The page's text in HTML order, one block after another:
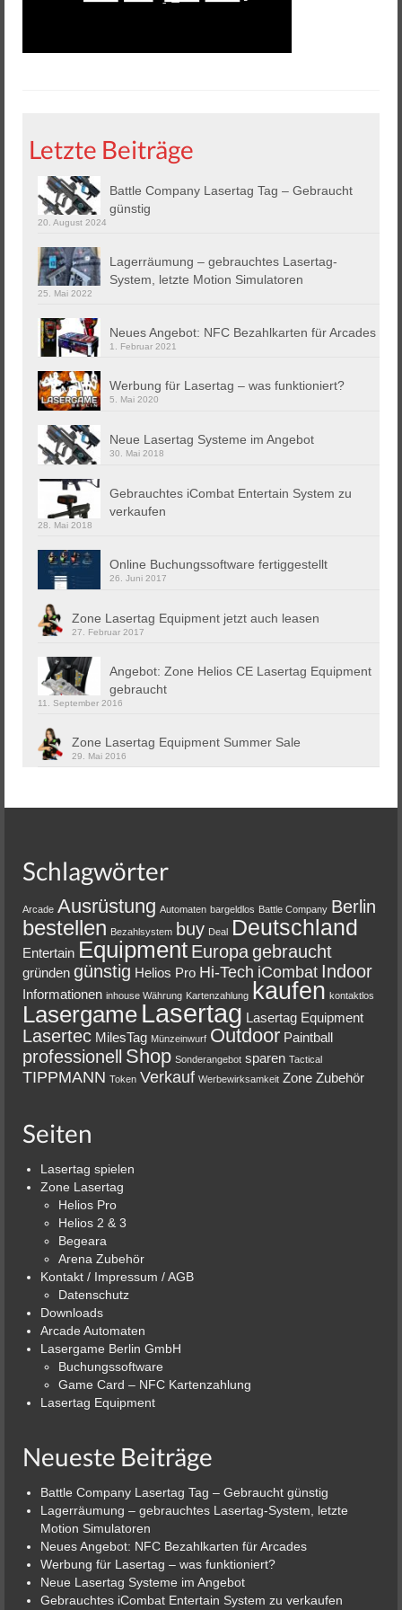
Helios 2 & 3
Game Card – NFC Kartenzahlung
Buchungssoftware
Arcade Automaten
Downloads
Kontakt / Impressum / AGB
Datenschutz
Letzte Beiträge
Battle Company Lasertag Tag – Gebraucht
günstig
20. August 2024
Lagerräumung – gebrauchtes Lasertag-
System, letzte Motion Simulatoren
25. Mai 2022
Neues Angebot: NFC Bezahlkarten für Arcades
1. Februar 2021
Werbung für Lasertag – was funktioniert?
5. Mai 2020
Neue Lasertag Systeme im Angebot
30. Mai 2018
Gebrauchtes iCombat Entertain System zu
verkaufen
28. Mai 2018
Online Buchungssoftware fertiggestellt
26. Juni 2017
Zone Lasertag Equipment jetzt auch leasen
27. Februar 2017
Angebot: Zone Helios CE Lasertag Equipment
gebraucht
11. September 2016
Zone Lasertag Equipment Summer Sale
29. Mai 2016
Schlagwörter
Arcade Ausrüstung Automaten bargeldlos Battle Company Berlin
bestellen Bezahlsystem buy Deal Deutschland
Entertain Equipment Europagebraucht
gründen günstig Helios Pro Hi-Tech iCombat Indoor
Informationen inhouse Währung Kartenzahlung kaufen kontaktlos
Lasergame Lasertag Lasertag Equipment
Lasertec MilesTag Münzeinwurf Outdoor Paintball
professionell Shop Sonderangebot sparen Tactical
TIPPMANN Token Verkauf Werbewirksamkeit Zone Zubehör
Seiten
Lasertag spielen
Zone Lasertag
Helios Pro
Helios 2 & 3
Begeara
Arena Zubehör
Kontakt / Impressum / AGB
Datenschutz
Downloads
Arcade Automaten
Lasergame Berlin GmbH
Buchungssoftware
Game Card – NFC Kartenzahlung
Lasertag Equipment
Neueste Beiträge
Battle Company Lasertag Tag – Gebraucht günstig
Lagerräumung – gebrauchtes Lasertag-System, letzte
Motion Simulatoren
Neues Angebot: NFC Bezahlkarten für Arcades
Werbung für Lasertag – was funktioniert?
Neue Lasertag Systeme im Angebot
Gebrauchtes iCombat Entertain System zu verkaufen